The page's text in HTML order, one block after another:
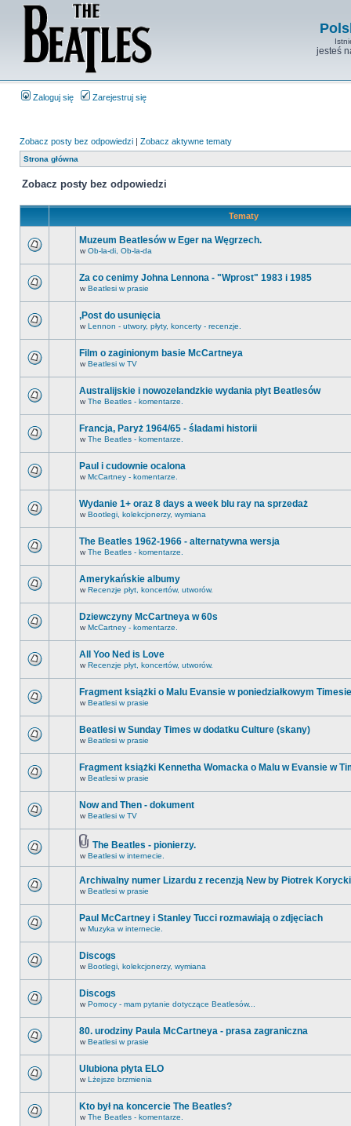
jesteś
Zaloguj się Zarejestruj się
Zobacz posty bez odpowiedzi | Zobacz aktywne tematy
Strona główna
Zobacz posty bez odpowiedzi
Tematy
Muzeum Beatlesów w Eger na Węgrzech.
w Ob-la-di, Ob-la-da
Za co cenimy Johna Lennona - "Wprost" 1983 i 1985
w Beatlesi w prasie
,Post do usunięcia
w Lennon - utwory, płyty, koncerty - recenzje.
Film o zaginionym basie McCartneya
w Beatlesi w TV
Australijskie i nowozelandzkie wydania płyt Beatlesów
w The Beatles - komentarze.
Francja, Paryż 1964/65 - śladami historii
w The Beatles - komentarze.
Paul i cudownie ocalona
w McCartney - komentarze.
Wydanie 1+ oraz 8 days a week blu ray na sprzedaż
w Bootlegi, kolekcjonerzy, wymiana
The Beatles 1962-1966 - alternatywna wersja
w The Beatles - komentarze.
Amerykańskie albumy
w Recenzje płyt, koncertów, utworów.
Dziewczyny McCartneya w 60s
w McCartney - komentarze.
All Yoo Ned is Love
w Recenzje płyt, koncertów, utworów.
Fragment książki o Malu Evansie w poniedziałkowym Timesie
w Beatlesi w prasie
Beatlesi w Sunday Times w dodatku Culture (skany)
w Beatlesi w prasie
Fragment książki Kennetha Womacka o Malu w Evansie w
w Beatlesi w prasie
Now and Then - dokument
w Beatlesi w TV
The Beatles - pionierzy.
w Beatlesi w internecie.
Archiwalny numer Lizardu z recenzją New by Piotrek Korycki
w Beatlesi w prasie
Paul McCartney i Stanley Tucci rozmawiają o zdjęciach
w Muzyka w internecie.
Discogs
w Bootlegi, kolekcjonerzy, wymiana
Discogs
w Pomocy - mam pytanie dotyczące Beatlesów...
80. urodziny Paula McCartneya - prasa zagraniczna
w Beatlesi w prasie
Ulubiona płyta ELO
w Lżejsze brzmienia
Kto był na koncercie The Beatles?
w The Beatles - komentarze.